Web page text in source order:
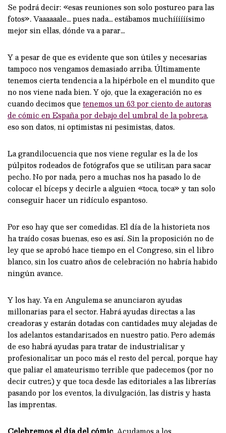
Se podrá decir: «esas reuniones son solo postureo para las
fotos». Vaaaaaale… pues nada… estábamos muchíííííísimo
mejor sin ellas, dónde va a parar…
Y a pesar de que es evidente que son útiles y necesarias
tampoco nos vengamos demasiado arriba. Últimamente
tenemos cierta tendencia a la hipérbole en el mundito que
no nos viene nada bien. Y ojo, que la exageración no es
cuando decimos que tenemos un 63 por ciento de autoras
de cómic en España por debajo del umbral de la pobreza,
eso son datos, ni optimistas ni pesimistas, datos.
La grandilocuencia que nos viene regular es la de los
púlpitos rodeados de fotógrafos que se utilizan para sacar
pecho. No por nada, pero a muchas nos ha pasado lo de
colocar el bíceps y decirle a alguien «toca, toca» y tan solo
conseguir hacer un ridículo espantoso.
Por eso hay que ser comedidas. El día de la historieta nos
ha traído cosas buenas, eso es así. Sin la proposición no de
ley que se aprobó hace tiempo en el Congreso, sin el libro
blanco, sin los cuatro años de celebración no habría habido
ningún avance.
Y los hay. Ya en Angulema se anunciaron ayudas
millonarias para el sector. Habrá ayudas directas a las
creadoras y estarán dotadas con cantidades muy alejadas de
los adelantos estandarizados en nuestro patio. Pero además
de eso habrá ayudas para tratar de industrializar y
profesionalizar un poco más el resto del percal, porque hay
que paliar el amateurismo terrible que padecemos (por no
decir cutrez) y que toca desde las editoriales a las librerías
pasando por los eventos, la divulgación, las distris y hasta
las imprentas.